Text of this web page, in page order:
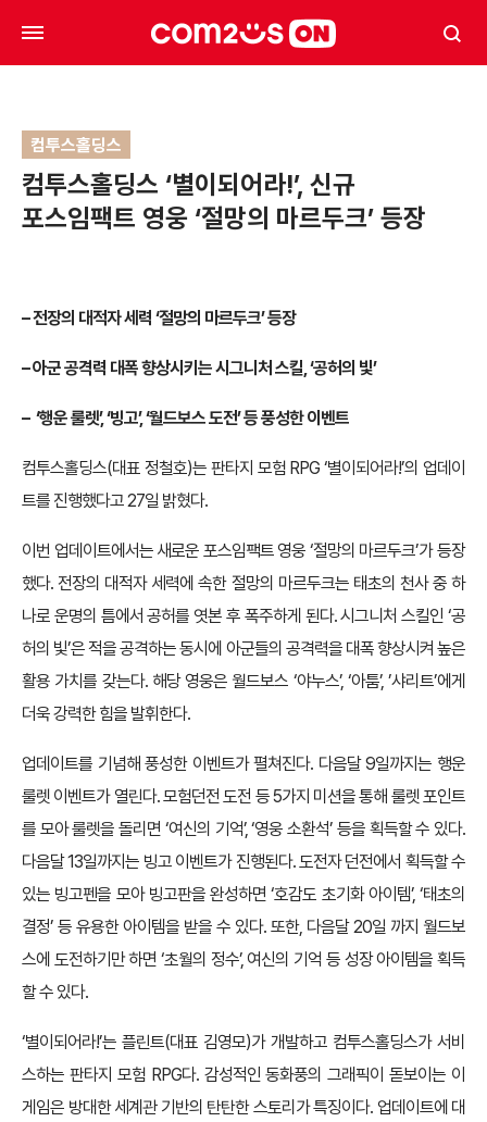
컴투스홀딩스
컴투스홀딩스 ‘별이되어라!’, 신규
포스임팩트 영웅 ‘절망의 마르두크’ 등장
– 전장의 대적자 세력 ‘절망의 마르두크’ 등장
– 아군 공격력 대폭 향상시키는 시그니처 스킬, ‘공허의 빛’
– ‘행운 룰렛’, ‘빙고’, ‘월드보스 도전’ 등 풍성한 이벤트
컴투스홀딩스(대표 정철호)는 판타지 모험 RPG ‘별이되어라!’의 업데이
트를 진행했다고 27일 밝혔다.
이번 업데이트에서는 새로운 포스임팩트 영웅 ‘절망의 마르두크’가 등장
했다. 전장의 대적자 세력에 속한 절망의 마르두크는 태초의 천사 중 하
나로 운명의 틈에서 공허를 엿본 후 폭주하게 된다. 시그니처 스킬인 ‘공
허의 빛’은 적을 공격하는 동시에 아군들의 공격력을 대폭 향상시켜 높은
활용 가치를 갖는다. 해당 영웅은 월드보스 ‘야누스’, ‘아툼’, ’샤리트’에게
더욱 강력한 힘을 발휘한다.
업데이트를 기념해 풍성한 이벤트가 펼쳐진다. 다음달 9일까지는 행운
룰렛 이벤트가 열린다. 모험던전 도전 등 5가지 미션을 통해 룰렛 포인트
를 모아 룰렛을 돌리면 ‘여신의 기억’, ‘영웅 소환석’ 등을 획득할 수 있다.
다음달 13일까지는 빙고 이벤트가 진행된다. 도전자 던전에서 획득할 수
있는 빙고펜을 모아 빙고판을 완성하면 ‘호감도 초기화 아이템’, ‘태초의
결정’ 등 유용한 아이템을 받을 수 있다. 또한, 다음달 20일 까지 월드보
스에 도전하기만 하면 ‘초월의 정수’, 여신의 기억 등 성장 아이템을 획득
할 수 있다.
‘별이되어라!’는 플린트(대표 김영모)가 개발하고 컴투스홀딩스가 서비
스하는 판타지 모험 RPG다. 감성적인 동화풍의 그래픽이 돋보이는 이
게임은 방대한 세계관 기반의 탄탄한 스토리가 특징이다. 업데이트에 대